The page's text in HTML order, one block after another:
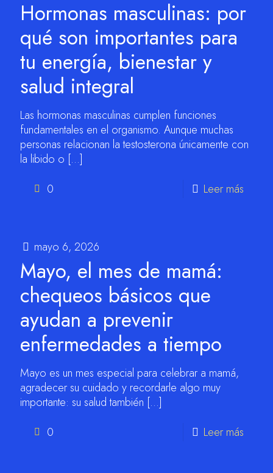
Hormonas masculinas: por
qué son importantes para
tu energía, bienestar y
salud integral
Las hormonas masculinas cumplen funciones
fundamentales en el organismo. Aunque muchas
personas relacionan la testosterona únicamente con
la libido o […]
0
Leer más
mayo 6, 2026
Mayo, el mes de mamá:
chequeos básicos que
ayudan a prevenir
enfermedades a tiempo
Mayo es un mes especial para celebrar a mamá,
agradecer su cuidado y recordarle algo muy
importante: su salud también […]
0
Leer más